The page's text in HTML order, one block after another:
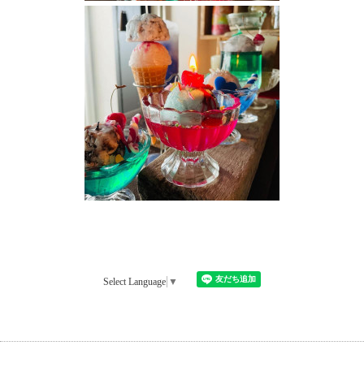
Select Language ▼